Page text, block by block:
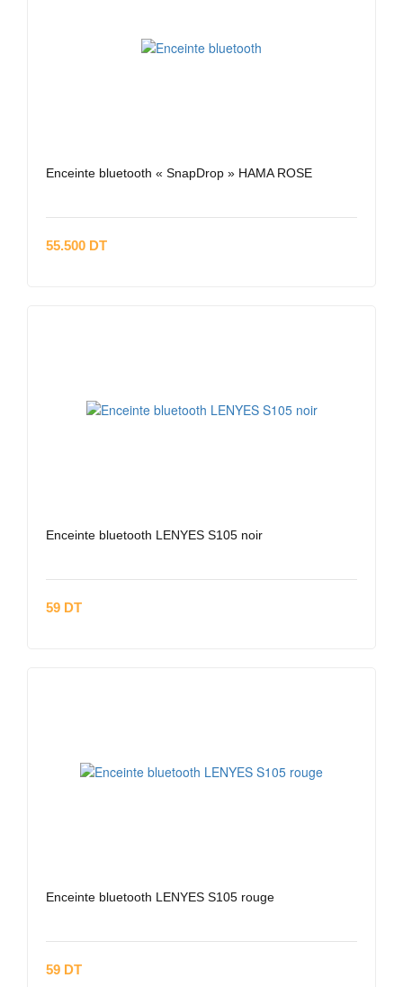
Enceinte bluetooth « SnapDrop » HAMA ROSE
55.500 DT
Enceinte bluetooth LENYES S105 noir
59 DT
Enceinte bluetooth LENYES S105 rouge
59 DT